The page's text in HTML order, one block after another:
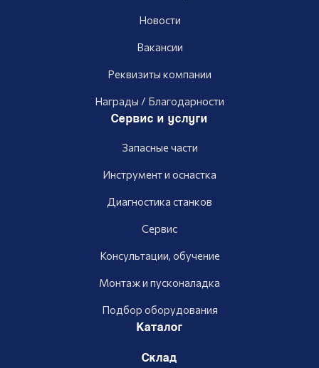
Новости
Вакансии
Реквизиты компании
Награды / Благодарности
Сервис и услуги
Запасные части
Инструмент и оснастка
Диагностика станков
Сервис
Консультации, обучение
Монтаж и пусконаладка
Подбор оборудования
Каталог
Склад